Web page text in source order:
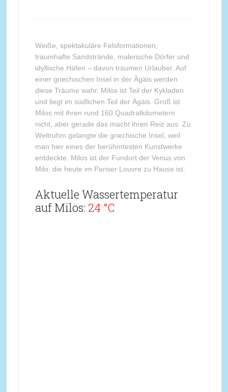
Weiße, spektakuläre Felsformationen,
traumhafte Sandstrände, malerische Dörfer und
idyllische Häfen – davon träumen Urlauber. Auf
einer griechischen Insel in der Ägäis werden
diese Träume wahr. Milos ist Teil der Kykladen
und liegt im südlichen Teil der Ägäis. Groß ist
Milos mit ihren rund 160 Quadratkilometern
nicht, aber gerade das macht ihren Reiz aus. Zu
Weltruhm gelangte die griechische Insel, weil
man hier eines der berühmtesten Kunstwerke
entdeckte. Milos ist der Fundort der Venus von
Milo, die heute im Pariser Louvre zu Hause ist.
Aktuelle Wassertemperatur
auf Milos: 24 °C